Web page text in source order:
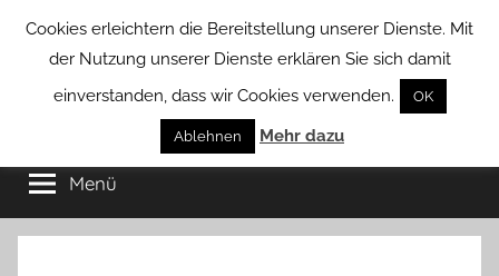
Borstel
von
Groß
Borstel
Menü
Cookies erleichtern die Bereitstellung unserer Dienste. Mit
der Nutzung unserer Dienste erklären Sie sich damit
einverstanden, dass wir Cookies verwenden.
OK
Ablehnen Mehr dazu